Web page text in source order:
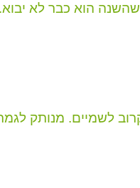
הוא כבר לא יבוא.
לשמיים. מנותק